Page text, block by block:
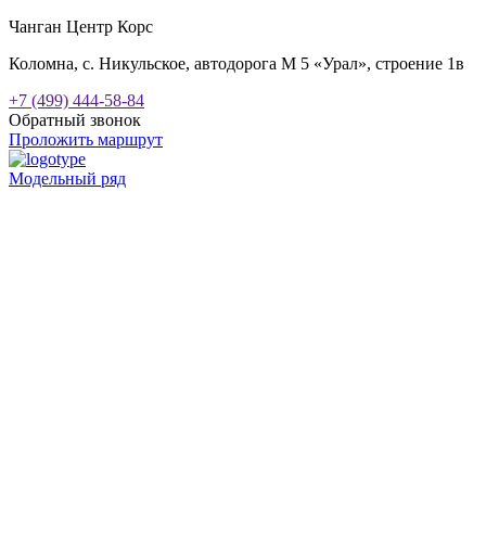
Чанган Центр Корс
Коломна, с. Никульское, автодорога М 5 «Урал», строение 1в
+7 (499) 444-58-84
Обратный звонок
Проложить маршрут
Модельный ряд